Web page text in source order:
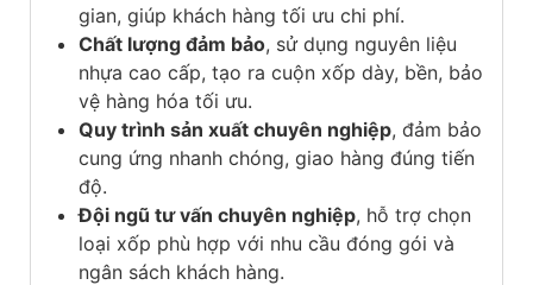
gian, giúp khách hàng tối ưu chi phí.
Chất lượng đảm bảo, sử dụng nguyên liệu
nhựa cao cấp, tạo ra cuộn xốp dày, bền, bảo
vệ hàng hóa tối ưu.
Quy trình sản xuất chuyên nghiệp, đảm bảo
cung ứng nhanh chóng, giao hàng đúng tiến
độ.
Đội ngũ tư vấn chuyên nghiệp, hỗ trợ chọn
loại xốp phù hợp với nhu cầu đóng gói và
ngân sách khách hàng.